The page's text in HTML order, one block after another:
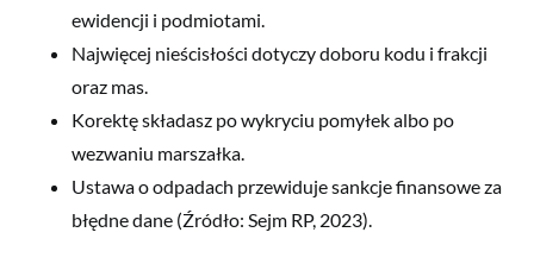
ewidencji i podmiotami.
Najwięcej nieścisłości dotyczy doboru kodu i frakcji
oraz mas.
Korektę składasz po wykryciu pomyłek albo po
wezwaniu marszałka.
Ustawa o odpadach przewiduje sankcje finansowe za
błędne dane (Źródło: Sejm RP, 2023).